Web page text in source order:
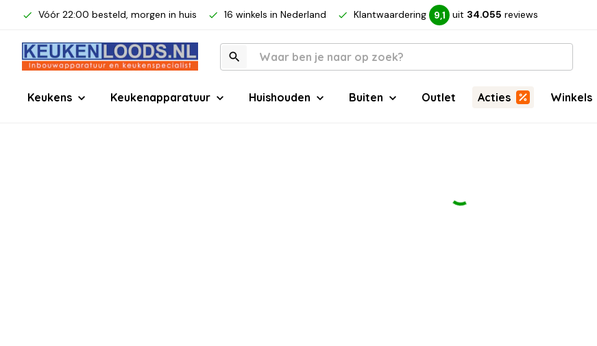
Vóór 22:00 besteld, morgen in huis 16 winkels in Nederland Klantwaardering 9,1 uit 34.055 reviews
Keukens Keukenapparatuur Huishouden Buiten Outlet Acties Winkels